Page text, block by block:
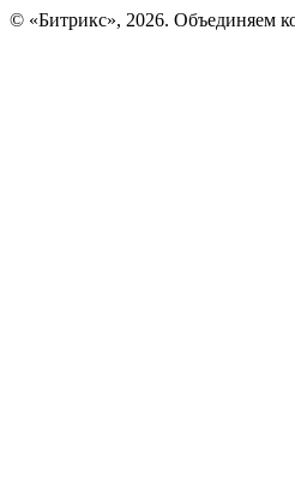
© «Битрикс», 2026. Объединяем